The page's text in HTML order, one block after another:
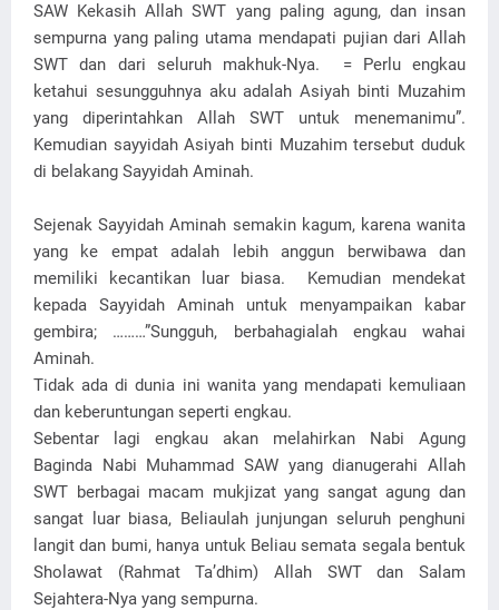
SAW Kekasih Allah SWT yang paling agung, dan insan
sempurna yang paling utama mendapati pujian dari Allah
SWT dan dari seluruh makhuk-Nya. = Perlu engkau
ketahui sesungguhnya aku adalah Asiyah binti Muzahim
yang diperintahkan Allah SWT untuk menemanimu”.
Kemudian sayyidah Asiyah binti Muzahim tersebut duduk
di belakang Sayyidah Aminah.
Sejenak Sayyidah Aminah semakin kagum, karena wanita
yang ke empat adalah lebih anggun berwibawa dan
memiliki kecantikan luar biasa. Kemudian mendekat
kepada Sayyidah Aminah untuk menyampaikan kabar
gembira; ………”Sungguh, berbahagialah engkau wahai
Aminah.
Tidak ada di dunia ini wanita yang mendapati kemuliaan
dan keberuntungan seperti engkau.
Sebentar lagi engkau akan melahirkan Nabi Agung
Baginda Nabi Muhammad SAW yang dianugerahi Allah
SWT berbagai macam mukjizat yang sangat agung dan
sangat luar biasa, Beliaulah junjungan seluruh penghuni
langit dan bumi, hanya untuk Beliau semata segala bentuk
Sholawat (Rahmat Ta’dhim) Allah SWT dan Salam
Sejahtera-Nya yang sempurna.